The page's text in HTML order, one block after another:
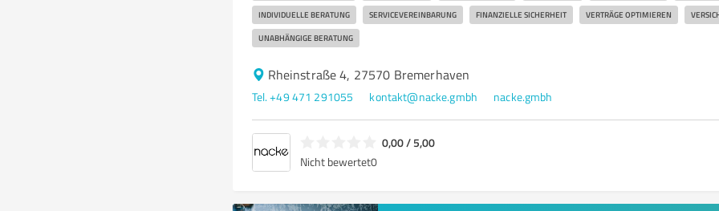
INDIVIDUELLE BERATUNG SERVICEVEREINBARUNG FINANZIELLE SICHERHEIT VERTRÄGE OPTIMIEREN
UNABHÄNGIGE BERATUNG
Rheinstraße 4, 27570 Bremerhaven
Tel. +49 471 291055 kontakt@nacke.gmbh nacke.gmbh
0,00 / 5,00
Nicht bewertet0